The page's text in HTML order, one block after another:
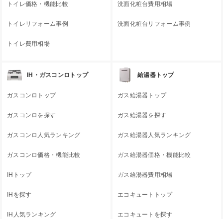
トイレ価格・機能比較
トイレリフォーム事例
トイレ費用相場
洗面化粧台費用相場
洗面化粧台リフォーム事例
IH・ガスコンロトップ
ガスコンロトップ
ガスコンロを探す
ガスコンロ人気ランキング
ガスコンロ価格・機能比較
IHトップ
IHを探す
IH人気ランキング
給湯器トップ
ガス給湯器トップ
ガス給湯器を探す
ガス給湯器人気ランキング
ガス給湯器価格・機能比較
ガス給湯器費用相場
エコキュートトップ
エコキュートを探す